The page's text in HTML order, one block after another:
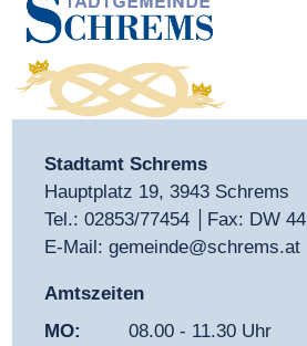
Stadtamt Schrems
Hauptplatz 19, 3943 Schrems
Tel.: 02853/77454
│Fax: DW 44
E-Mail: gemeinde@schrems.at
Amtszeiten
MO:
08.00 - 11.30 Uhr